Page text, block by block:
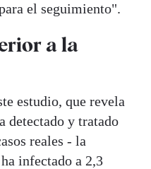
el seguimiento".
a la
estudio, que revela
detectado y tratado
reales - la
infectado a 2,3